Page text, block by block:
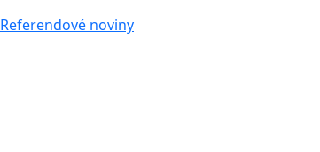
Referendové noviny